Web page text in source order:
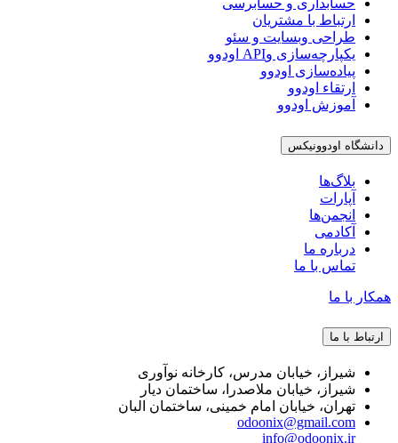
ارتباط با مشتریان
طراحی وبسایت و سئو
یکپارچه‌سازی وAPI اودوو
پیاده‌سازی اودوو
ارتقاء اودوو
آموزش اودوو
دانشگاه اودوونیکس
بلاگ‌ها
آپارات
انجمن‌ها
آکادمی
درباره ما
تماس با ما
همکار با ما
ارتباط با ما
شیراز، خیابان مدرس، کارخانه نوآوری
شیراز، خیابان ملاصدرا، ساختمان دیار
تهران، خیابان امام خمینی، ساختمان البان
odoonix@gmail.com
info@odoonix.ir